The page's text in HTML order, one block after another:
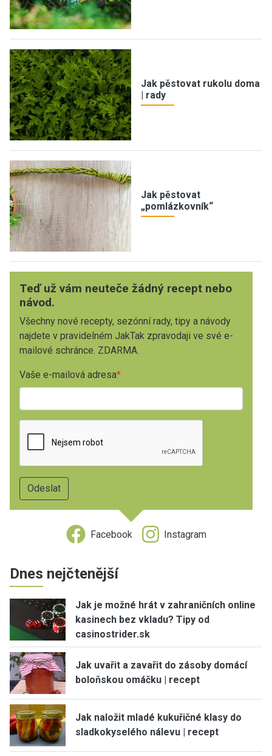
Jak pěstovat rukolu doma
| rady
Jak pěstovat
„pomlázkovník“
Teď už vám neuteče žádný recept nebo
návod.
Všechny nové recepty, sezónní rady, tipy a návody
najdete v pravidelném JakTak zpravodaji ve své e-
mailové schránce. ZDARMA.
Vaše e-mailová adresa
Facebook Instagram
Dnes nejčtenější
Jak je možné hrát v zahraničních online
kasinech bez vkladu? Tipy od
casinostrider.sk
Jak uvařit a zavařit do zásoby domácí
boloňskou omáčku | recept
Jak naložit mladé kukuřičné klasy do
sladkokyselého nálevu | recept